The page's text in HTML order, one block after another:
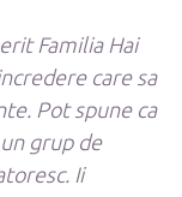
Familia Hai
care sa
Pot spune ca
grup de
Ii